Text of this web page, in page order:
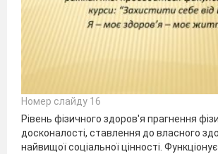
Номер слайду 16
Рівень фізичного здоров'я прагнення
досконалості, ставлення до власного
найвищої соціальної цінності.